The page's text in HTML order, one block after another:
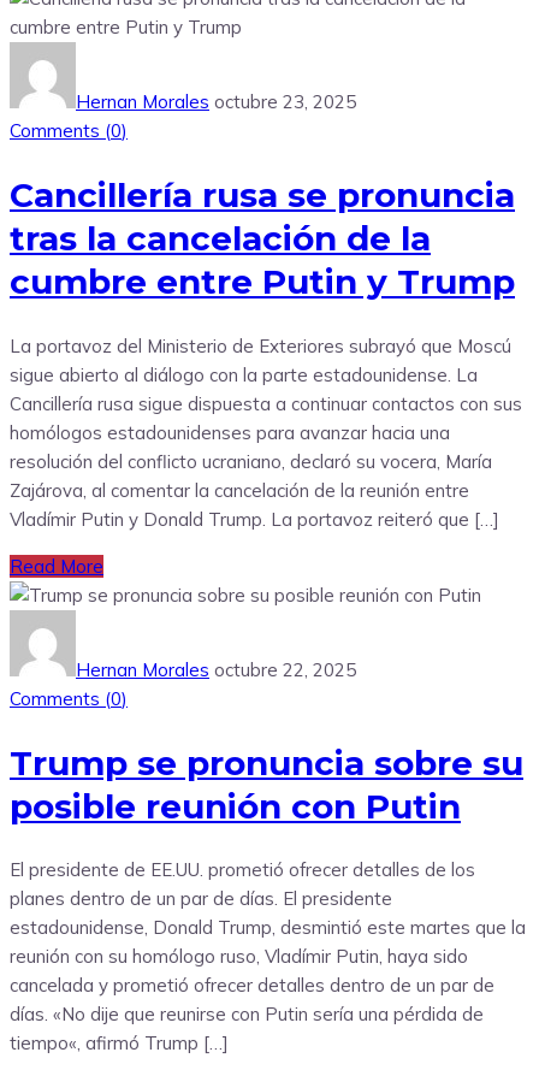
Hernan Morales octubre 23, 2025
Comments (0)
Cancillería rusa se pronuncia
tras la cancelación de la
cumbre entre Putin y Trump
La portavoz del Ministerio de Exteriores subrayó que Moscú
sigue abierto al diálogo con la parte estadounidense. La
Cancillería rusa sigue dispuesta a continuar contactos con sus
homólogos estadounidenses para avanzar hacia una
resolución del conflicto ucraniano, declaró su vocera, María
Zajárova, al comentar la cancelación de la reunión entre
Vladímir Putin y Donald Trump. La portavoz reiteró que […]
Read More
Hernan Morales octubre 22, 2025
Comments (0)
Trump se pronuncia sobre su
posible reunión con Putin
El presidente de EE.UU. prometió ofrecer detalles de los
planes dentro de un par de días. El presidente
estadounidense, Donald Trump, desmintió este martes que la
reunión con su homólogo ruso, Vladímir Putin, haya sido
cancelada y prometió ofrecer detalles dentro de un par de
días. «No dije que reunirse con Putin sería una pérdida de
tiempo«, afirmó Trump […]